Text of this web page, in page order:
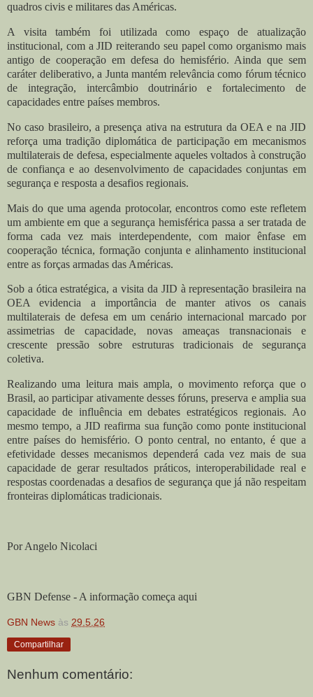
quadros civis e militares das Américas.
A visita também foi utilizada como espaço de atualização
institucional, com a JID reiterando seu papel como organismo mais
antigo de cooperação em defesa do hemisfério. Ainda que sem
caráter deliberativo, a Junta mantém relevância como fórum técnico
de integração, intercâmbio doutrinário e fortalecimento de
capacidades entre países membros.
No caso brasileiro, a presença ativa na estrutura da OEA e na JID
reforça uma tradição diplomática de participação em mecanismos
multilaterais de defesa, especialmente aqueles voltados à construção
de confiança e ao desenvolvimento de capacidades conjuntas em
segurança e resposta a desafios regionais.
Mais do que uma agenda protocolar, encontros como este refletem
um ambiente em que a segurança hemisférica passa a ser tratada de
forma cada vez mais interdependente, com maior ênfase em
cooperação técnica, formação conjunta e alinhamento institucional
entre as forças armadas das Américas.
Sob a ótica estratégica, a visita da JID à representação brasileira na
OEA evidencia a importância de manter ativos os canais
multilaterais de defesa em um cenário internacional marcado por
assimetrias de capacidade, novas ameaças transnacionais e
crescente pressão sobre estruturas tradicionais de segurança
coletiva.
Realizando uma leitura mais ampla, o movimento reforça que o
Brasil, ao participar ativamente desses fóruns, preserva e amplia sua
capacidade de influência em debates estratégicos regionais. Ao
mesmo tempo, a JID reafirma sua função como ponte institucional
entre países do hemisfério. O ponto central, no entanto, é que a
efetividade desses mecanismos dependerá cada vez mais de sua
capacidade de gerar resultados práticos, interoperabilidade real e
respostas coordenadas a desafios de segurança que já não respeitam
fronteiras diplomáticas tradicionais.
Por Angelo Nicolaci
GBN Defense - A informação começa aqui
GBN News às 29.5.26
Compartilhar
Nenhum comentário: